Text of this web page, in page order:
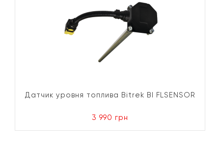
Датчик уровня топлива Bitrek BI FLSENSOR
3 990 грн